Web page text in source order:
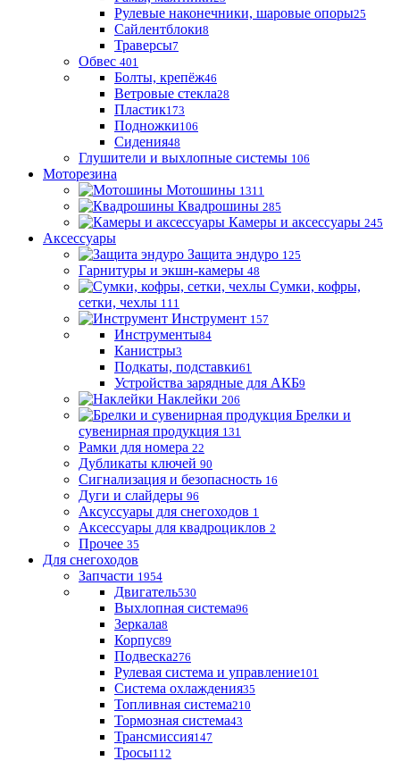
Рулевые наконечники, шаровые опоры25
Сайлентблоки8
Траверсы7
Обвес 401
Болты, крепёж46
Ветровые стекла28
Пластик173
Подножки106
Сидения48
Глушители и выхлопные системы 106
Моторезина
Мотошины 1311
Квадрошины 285
Камеры и аксессуары 245
Аксессуары
Защита эндуро 125
Гарнитуры и экшн-камеры 48
Сумки, кофры,
сетки, чехлы 111
Инструмент 157
Инструменты84
Канистры3
Подкаты, подставки61
Устройства зарядные для АКБ9
Наклейки 206
Брелки и
сувенирная продукция 131
Рамки для номера 22
Дубликаты ключей 90
Сигнализация и безопасность 16
Дуги и слайдеры 96
Аксуссуары для снегоходов 1
Аксессуары для квадроциклов 2
Прочее 35
Для снегоходов
Запчасти 1954
Двигатель530
Выхлопная система96
Зеркала8
Корпус89
Подвеска276
Рулевая система и управление101
Система охлаждения35
Топливная система210
Тормозная система43
Трансмиссия147
Тросы112